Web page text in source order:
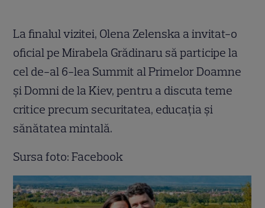
La finalul vizitei, Olena Zelenska a invitat-o
oficial pe Mirabela Grădinaru să participe la
cel de-al 6-lea Summit al Primelor Doamne
și Domni de la Kiev, pentru a discuta teme
critice precum securitatea, educația și
sănătatea mintală.
Sursa foto: Facebook